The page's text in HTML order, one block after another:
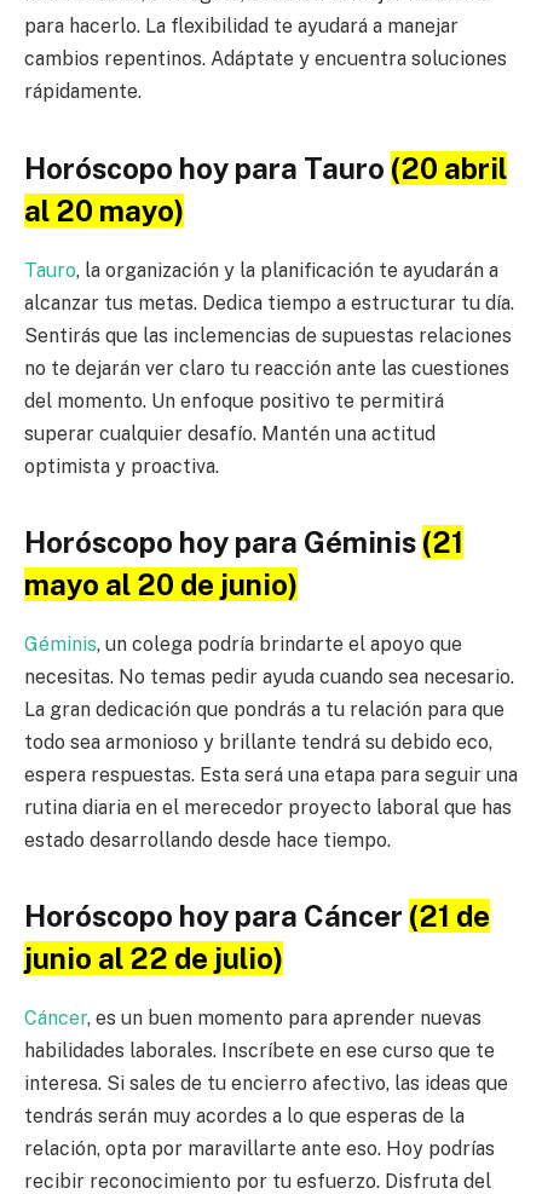
para hacerlo. La flexibilidad te ayudará a manejar
cambios repentinos. Adáptate y encuentra soluciones
rápidamente.
Horóscopo hoy para Tauro (20 abril
al 20 mayo)
Tauro, la organización y la planificación te ayudarán a
alcanzar tus metas. Dedica tiempo a estructurar tu día.
Sentirás que las inclemencias de supuestas relaciones
no te dejarán ver claro tu reacción ante las cuestiones
del momento. Un enfoque positivo te permitirá
superar cualquier desafío. Mantén una actitud
optimista y proactiva.
Horóscopo hoy para Géminis (21
mayo al 20 de junio)
Géminis, un colega podría brindarte el apoyo que
necesitas. No temas pedir ayuda cuando sea necesario.
La gran dedicación que pondrás a tu relación para que
todo sea armonioso y brillante tendrá su debido eco,
espera respuestas. Esta será una etapa para seguir una
rutina diaria en el merecedor proyecto laboral que has
estado desarrollando desde hace tiempo.
Horóscopo hoy para Cáncer (21 de
junio al 22 de julio)
Cáncer, es un buen momento para aprender nuevas
habilidades laborales. Inscríbete en ese curso que te
interesa. Si sales de tu encierro afectivo, las ideas que
tendrás serán muy acordes a lo que esperas de la
relación, opta por maravillarte ante eso. Hoy podrías
recibir reconocimiento por tu esfuerzo. Disfruta del